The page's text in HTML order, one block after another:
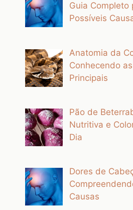
Guia Completo
Possíveis
Anatomia da
Conhecendo
Principais
Pão de
Nutritiva e
Dia
Dores de
Causas